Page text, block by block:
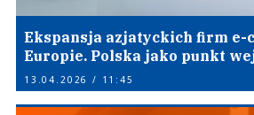
Ekspansja azjatyckich firm e-
Europie. Polska jako punkt
13.04.2026 / 11:45